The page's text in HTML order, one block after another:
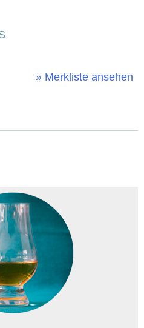
» Merkliste ansehen